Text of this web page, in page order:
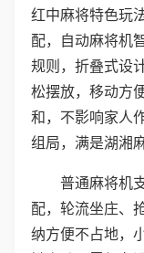
红中麻将特色玩
配，自动麻将机
规则，折叠式设
松摆放，移动方
和，不影响家人
组局，满是湖湘
普通麻将机
配，轮流坐庄、
纳方便不占地，